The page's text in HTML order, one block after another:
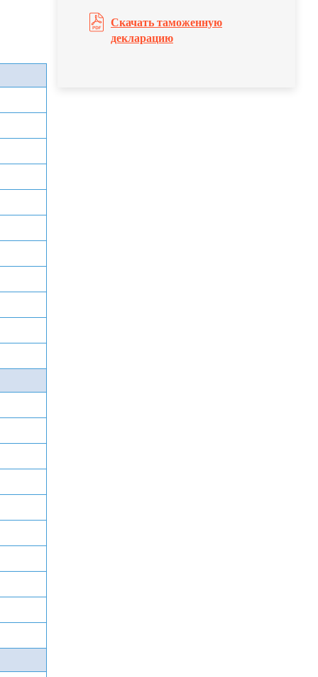
Скачать таможенную
декларацию